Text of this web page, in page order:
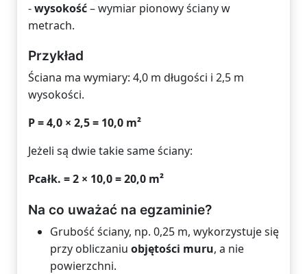
-wysokość– wymiar pionowy ściany w
metrach.
Przykład
Ściana ma wymiary: 4,0 m długości i 2,5 m
wysokości.
P = 4,0 × 2,5 = 10,0 m²
Jeżeli są dwie takie same ściany:
Pcałk. = 2 × 10,0 = 20,0 m²
Na co uważać na egzaminie?
Grubość ściany, np. 0,25 m, wykorzystuje się
przy obliczaniu objętości muru, a nie
powierzchni.